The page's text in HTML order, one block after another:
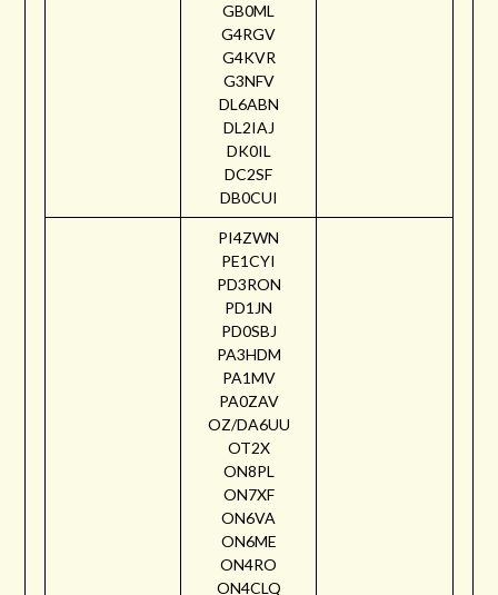
GB0ML
G4RGV
G4KVR
G3NFV
DL6ABN
DL2IAJ
DK0IL
DC2SF
DB0CUI
PI4ZWN
PE1CYI
PD3RON
PD1JN
PD0SBJ
PA3HDM
PA1MV
PA0ZAV
OZ/DA6UU
OT2X
ON8PL
ON7XF
ON6VA
ON6ME
ON4RO
ON4CLQ